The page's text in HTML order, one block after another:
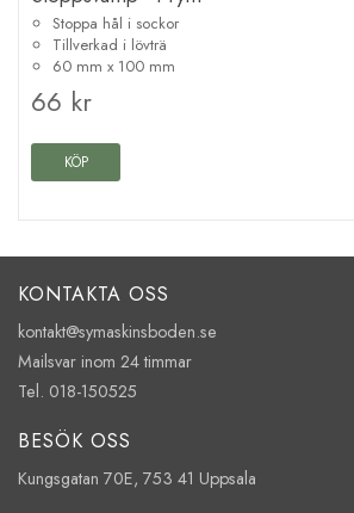
Stoppa hål i sockor
Tillverkad i lövträ
60 mm x 100 mm
66 kr
KÖP
KONTAKTA OSS
kontakt@symaskinsboden.se
Mailsvar inom 24 timmar
Tel. 018-150525
BESÖK OSS
Kungsgatan 70E, 753 41 Uppsala